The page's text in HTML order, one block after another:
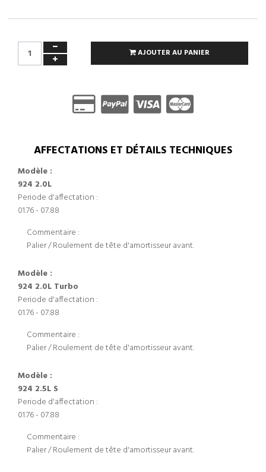
AJOUTER AU PANIER
AFFECTATIONS ET DÉTAILS TECHNIQUES
Modèle :
924 2.0L
Periode d'affectation :
01.76 - 07.88
Commentaire :
Palier / Roulement de tête d'amortisseur avant.
Modèle :
924 2.0L Turbo
Periode d'affectation :
01.76 - 07.88
Commentaire :
Palier / Roulement de tête d'amortisseur avant.
Modèle :
924 2.5L S
Periode d'affectation :
01.76 - 07.88
Commentaire :
Palier / Roulement de tête d'amortisseur avant.